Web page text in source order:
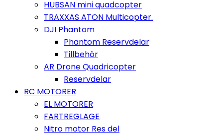
HUBSAN mini quadcopter
TRAXXAS ATON Multicopter.
DJI Phantom
Phantom Reservdelar
Tillbehör
AR Drone Quadricopter
Reservdelar
RC MOTORER
EL MOTORER
FARTREGLAGE
Nitro motor Res del